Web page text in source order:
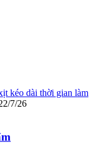
kéo dài thời gian làm
7/26